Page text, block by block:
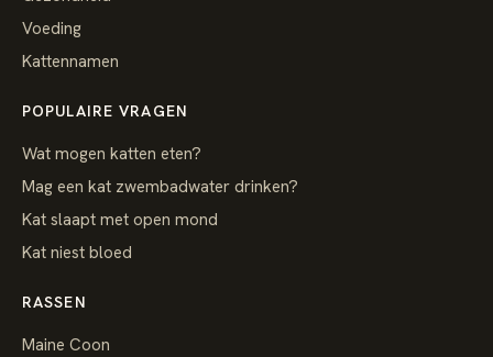
Voeding
Kattennamen
POPULAIRE VRAGEN
Wat mogen katten eten?
Mag een kat zwembadwater drinken?
Kat slaapt met open mond
Kat niest bloed
RASSEN
Maine Coon